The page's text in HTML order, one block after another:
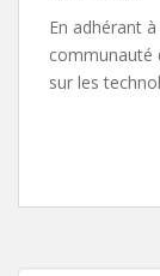
En adhérant
communauté
sur les